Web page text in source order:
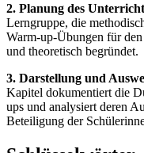
2. Planung des
Lerngruppe, die
Warm-up-Übungen für
und theoretisch begründet.
3. Darstellung und
Kapitel dokumentiert die
ups und analysiert deren
Beteiligung der